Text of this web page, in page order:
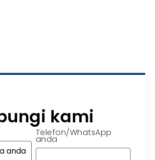
kami
Telefon/WhatsApp
anda